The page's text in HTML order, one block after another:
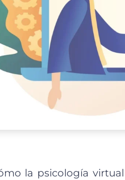
la psicología